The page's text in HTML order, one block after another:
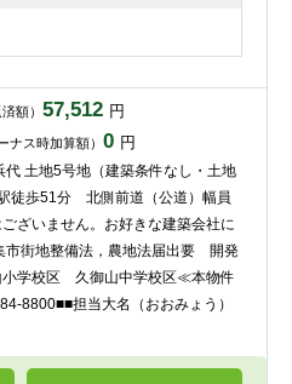
額） 57,512 円
ナス時加算額） 0 円
代 土地5号地（建築条件なし・土地
徒歩51分 北側前道（公道）幅員
いません。お好きな建築会社に
市街地整備法，農地法届出要 開発
学校区 久御山中学校区≪本物件
8800■■担当大名（おおみょう）